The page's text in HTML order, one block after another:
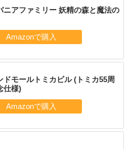
ニアファミリー 妖精の森と魔法の
ドモールトミカビル (トミカ55周
仕様)